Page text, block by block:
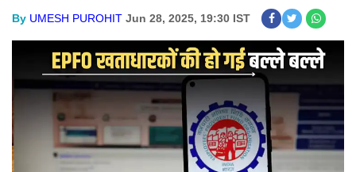
By UMESH PUROHIT Jun 28, 2025, 19:30 IST